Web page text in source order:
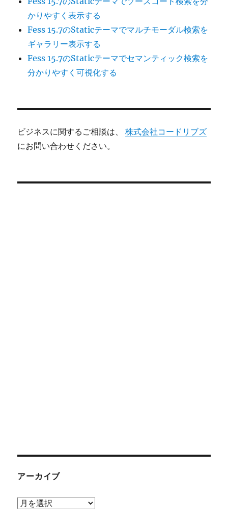
かりやすく表示する
Fess 15.7のStaticテーマでマルチモーダル検索を
ギャラリー表示する
Fess 15.7のStaticテーマでセマンティック検索を
分かりやすく可視化する
ビジネスに関するご相談は、株式会社コードリブズ
にお問い合わせください。
アーカイブ
ア